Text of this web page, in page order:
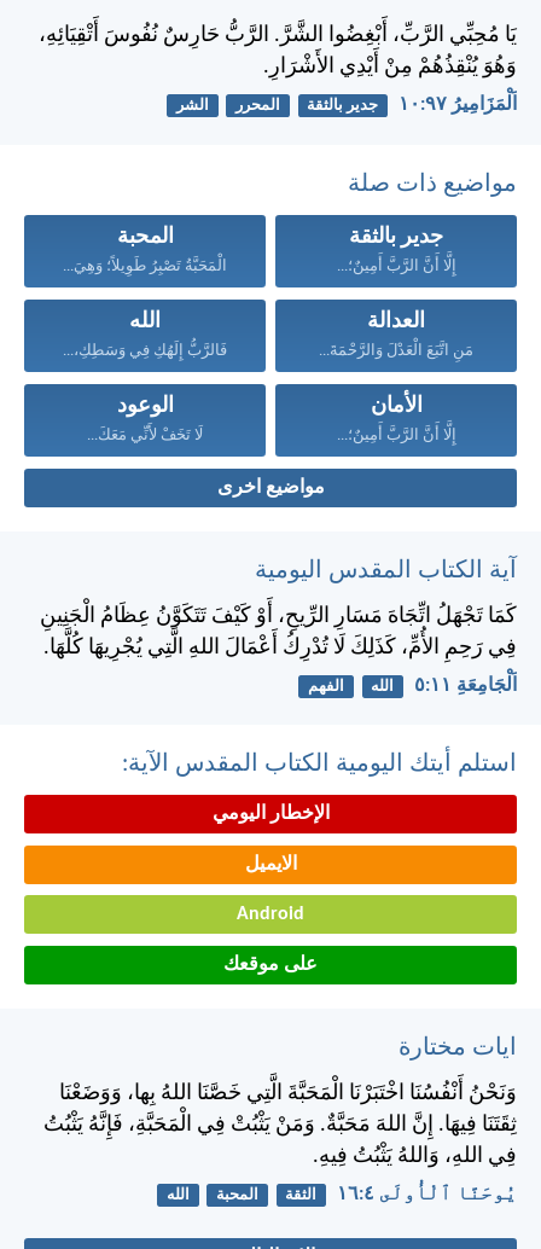
يَا مُحِبِّي الرَّبِّ، أَبْغِضُوا الشَّرَّ. الرَّبُّ حَارِسٌ نُفُوسَ أَتْقِيَائِهِ،
وَهُوَ يُنْقِذُهُمْ مِنْ أَيْدِي الأَشْرَارِ.
اَلْمَزَامِيرُ ٩٧:‏١٠ جدير بالثقة المحرر الشر
مواضيع ذات صلة
جدير بالثقة
إِلَّا أَنَّ الرَّبَّ أَمِينٌ؛...
المحبة
الْمَحَبَّةُ تَصْبِرُ طَوِيلاً؛ وَهِيَ...
العدالة
مَنِ اتَّبَعَ الْعَدْلَ وَالرَّحْمَةَ...
الله
فَالرَّبُّ إِلَهُكِ فِي وَسَطِكِ،...
الأمان
إِلَّا أَنَّ الرَّبَّ أَمِينٌ؛...
الوعود
لَا تَخَفْ لأَنِّي مَعَكَ...
مواضيع اخرى
آية الكتاب المقدس اليومية
كَمَا تَجْهَلُ اتِّجَاهَ مَسَارِ الرِّيحِ، أَوْ كَيْفَ تَتَكَوَّنُ عِظَامُ الْجَنِينِ
فِي رَحِمِ الأُمِّ، كَذَلِكَ لَا تُدْرِكُ أَعْمَالَ اللهِ الَّتِي يُجْرِيهَا كُلَّهَا.
اَلْجَامِعَةِ ١١:‏٥ الله الفهم
استلم أيتك اليومية الكتاب المقدس الآية:
الإخطار اليومي
الايميل
Android
على موقعك
ايات مختارة
وَنَحْنُ أَنْفُسُنَا اخْتَبَرْنَا الْمَحَبَّةَ الَّتِي خَصَّنَا اللهُ بِها، وَوَضَعْنَا
ثِقَتَنَا فِيهَا. إِنَّ اللهَ مَحَبَّةٌ. وَمَنْ يَثْبُتْ فِي الْمَحَبَّةِ، فَإِنَّهُ يَثْبُتُ
فِي اللهِ، وَاللهُ يَثْبُتُ فِيهِ.
يُوحَنَّا ٱلْأُولَى ٤:‏١٦ الثقة المحبة الله